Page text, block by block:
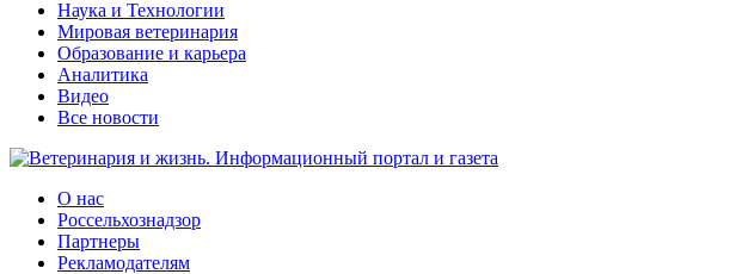
Наука и Технологии
Мировая ветеринария
Образование и карьера
Аналитика
Видео
Все новости
О нас
Россельхознадзор
Партнеры
Рекламодателям